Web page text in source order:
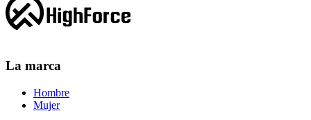
La marca
Hombre
Mujer